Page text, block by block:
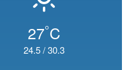
27°C
24.5/30.3